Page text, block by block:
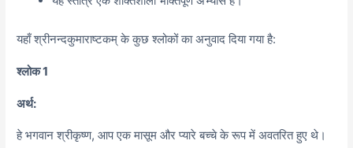
यहाँ श्रीनन्दकुमाराष्टकम् के कुछ श्लोकों का अनुवाद दिया गया है:
श्लोक 1
अर्थ:
हे भगवान श्रीकृष्ण, आप एक मासूम और प्यारे बच्चे के रूप में अवतरित हुए थे।